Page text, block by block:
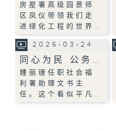
房屋署高级园景师
区凤仪带领我们走
进绿化工程的世界…
2026-03-24
同心为民 公务…
鍾丽珊任职社会福
利署助理文书主
任。这个看似平凡…